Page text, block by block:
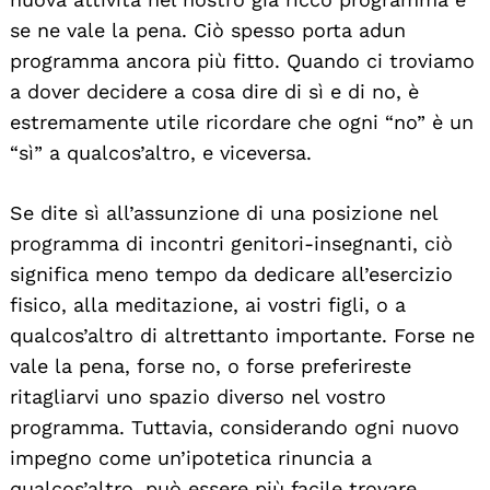
se ne vale la pena. Ciò spesso porta adun
programma ancora più fitto. Quando ci troviamo
a dover decidere a cosa dire di sì e di no, è
estremamente utile ricordare che ogni “no” è un
“sì” a qualcos’altro, e viceversa.
Se dite sì all’assunzione di una posizione nel
programma di incontri genitori-insegnanti, ciò
significa meno tempo da dedicare all’esercizio
fisico, alla meditazione, ai vostri figli, o a
qualcos’altro di altrettanto importante. Forse ne
vale la pena, forse no, o forse preferireste
ritagliarvi uno spazio diverso nel vostro
programma. Tuttavia, considerando ogni nuovo
impegno come un’ipotetica rinuncia a